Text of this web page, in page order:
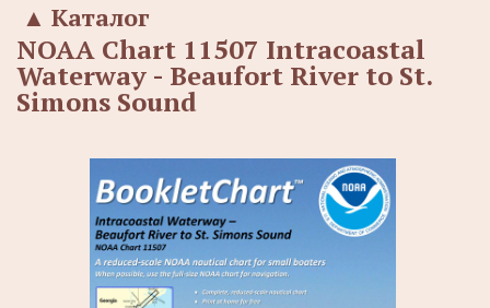
Каталог
▲
NOAA Chart 11507 Intracoastal
Waterway - Beaufort River to St.
Simons Sound